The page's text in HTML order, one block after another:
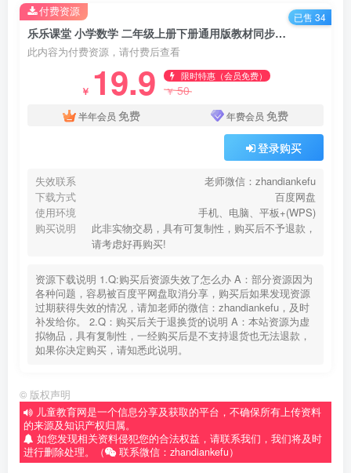
乐乐课堂 小学数学 二年级上册下册通用版教材同步课堂+二年级奥数课程视频 百度网盘下载
此内容为付费资源，请付费后查看
￥ 19.9 限时特惠（会员免费）
￥50
半年会员 免费 年费会员 免费
登录购买
失效联系
老师微信：zhandiankefu
下载方式
百度网盘
使用环境
手机、电脑、平板+(WPS)
购买说明
此非实物交易，具有可复制性，购买后不予退款，
请考虑好再购买!
资源下载说明 1.Q:购买后资源失效了怎么办 A：部分资源因为
各种问题，容易被百度平网盘取消分享，购买后如果发现资源
过期获得失效的情况，请加老师的微信：zhandiankefu，及时
补发给你。 2.Q：购买后关于退换货的说明 A：本站资源为虚
拟物品，具有复制性，一经购买后是不支持退货也无法退款，
如果你决定购买，请知悉此说明。
付费资源 已售 34
© 版权声明
儿童教育网是一个信息分享及获取的平台，不确保所有上传资料
的来源及知识产权归属。
如您发现相关资料侵犯您的合法权益，请联系我们，我们将及时
进行删除处理。（
联系微信：zhandiankefu）